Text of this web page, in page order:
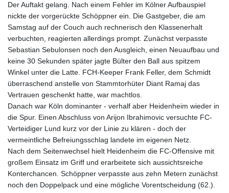
Der Auftakt gelang. Nach einem Fehler im Kölner Aufbauspiel
nickte der vorgerückte Schöppner ein. Die Gastgeber, die am
Samstag auf der Couch auch rechnerisch den Klassenerhalt
verbuchten, reagierten allerdings prompt. Zunächst verpasste
Sebastian Sebulonsen noch den Ausgleich, einen Neuaufbau und
keine 30 Sekunden später jagte Bülter den Ball aus spitzem
Winkel unter die Latte. FCH-Keeper Frank Feller, dem Schmidt
überraschend anstelle von Stammtorhüter Diant Ramaj das
Vertrauen geschenkt hatte, war machtlos.
Danach war Köln dominanter - verhalf aber Heidenheim wieder in
die Spur. Einen Abschluss von Arijon Ibrahimovic versuchte FC-
Verteidiger Lund kurz vor der Linie zu klären - doch der
vermeintliche Befreiungsschlag landete im eigenen Netz.
Nach dem Seitenwechsel hielt Heidenheim die FC-Offensive mit
großem Einsatz im Griff und erarbeitete sich aussichtsreiche
Konterchancen. Schöppner verpasste aus zehn Metern zunächst
noch den Doppelpack und eine mögliche Vorentscheidung (62.).